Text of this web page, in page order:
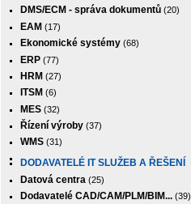
DMS/ECM - správa dokumentů (20)
EAM (17)
Ekonomické systémy (68)
ERP (77)
HRM (27)
ITSM (6)
MES (32)
Řízení výroby (37)
WMS (31)
DODAVATELÉ IT SLUŽEB A ŘEŠENÍ
Datová centra (25)
Dodavatelé CAD/CAM/PLM/BIM... (39)